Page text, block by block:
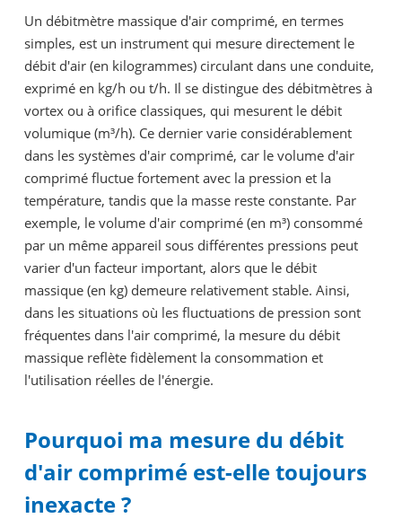
Un débitmètre massique d'air comprimé, en termes
simples, est un instrument qui mesure directement le
débit d'air (en kilogrammes) circulant dans une conduite,
exprimé en kg/h ou t/h. Il se distingue des débitmètres à
vortex ou à orifice classiques, qui mesurent le débit
volumique (m³/h). Ce dernier varie considérablement
dans les systèmes d'air comprimé, car le volume d'air
comprimé fluctue fortement avec la pression et la
température, tandis que la masse reste constante. Par
exemple, le volume d'air comprimé (en m³) consommé
par un même appareil sous différentes pressions peut
varier d'un facteur important, alors que le débit
massique (en kg) demeure relativement stable. Ainsi,
dans les situations où les fluctuations de pression sont
fréquentes dans l'air comprimé, la mesure du débit
massique reflète fidèlement la consommation et
l'utilisation réelles de l'énergie.
Pourquoi ma mesure du débit
d'air comprimé est-elle toujours
inexacte ?